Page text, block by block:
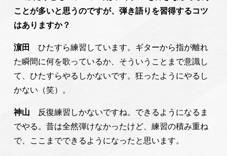
ことが多いと思うのですが、弾き語りを習得するコツ
はありますか？
濵田
ひたすら練習しています。ギターから指が離れ
た瞬間に何を歌っているか、そういうことまで意識し
て、ひたすらやるしかないです。狂ったようにやるし
かない（笑）。
神山
反復練習しかないですね。できるようになるま
でやる。昔は全然弾けなかったけど、練習の積み重ね
で、ここまでできるようになったと思います。